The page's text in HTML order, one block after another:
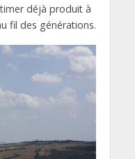
déjà produit à
fil des générations.